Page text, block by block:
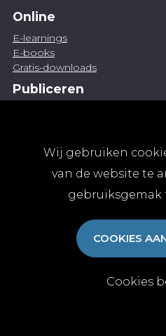
Wij gebruiken
van de website te
gebruiksgemak
COOKIES
Cookies
Online
E-learnings
E-books
Gratis-downloads
Publiceren
Abonnementen
Algemene